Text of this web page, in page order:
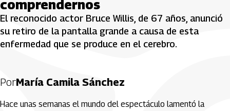
comprendernos
El reconocido actor Bruce Willis, de 67 años, anunció
su retiro de la pantalla grande a causa de esta
enfermedad que se produce en el cerebro.
PorMaría Camila Sánchez
Hace unas semanas el mundo del espectáculo lamentó la